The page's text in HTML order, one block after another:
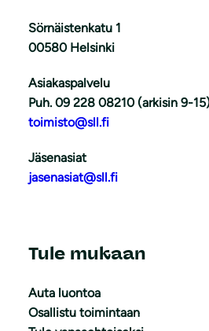
Sörnäistenkatu 1
00580 Helsinki
Asiakaspalvelu
Puh. 09 228 08210 (arkisin 9-
toimisto@sll.fi
Jäsenasiat
jasenasiat@sll.fi
Tule mukaan
Auta luontoa
Osallistu toimintaan